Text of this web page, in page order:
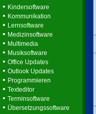
• Kindersoftware
• Kommunikation
• Lernsoftware
• Medizinsoftware
• Multimedia
• Musiksoftware
• Office Updates
• Outlook Updates
• Programmieren
• Texteditor
• Terminsoftware
• Übersetzungssoftware